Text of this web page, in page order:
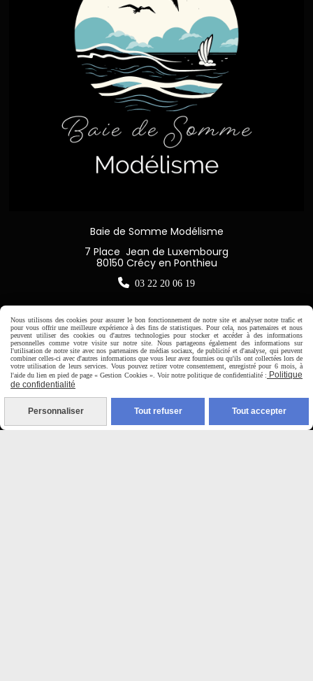
Baie de Somme Modélisme
7 Place Jean de Luxembourg
80150 Crécy en Ponthieu
 03 22 20 06 19
Horaire d'ouverture:
Du Mardi au Samedi de
9H00 - 12H30 / 14H00-18H30
Nous utilisons des cookies pour assurer le bon fonctionnement de notre site et analyser notre trafic et
pour vous offrir une meilleure expérience à des fins de statistiques. Pour cela, nos partenaires et nous
peuvent utiliser des cookies ou d'autres technologies pour stocker et accéder à des informations
personnelles comme votre visite sur notre site. Nous partageons également des informations sur
l'utilisation de notre site avec nos partenaires de médias sociaux, de publicité et d'analyse, qui peuvent
combiner celles-ci avec d'autres informations que vous leur avez fournies ou qu'ils ont collectées lors de
votre utilisation de leurs services. Vous pouvez retirer votre consentement, enregistré pour 6 mois, à
l'aide du lien en pied de page « Gestion Cookies ». Voir notre politique de confidentialité : Politique
de confidentialité
Personnaliser Tout refuser Tout accepter